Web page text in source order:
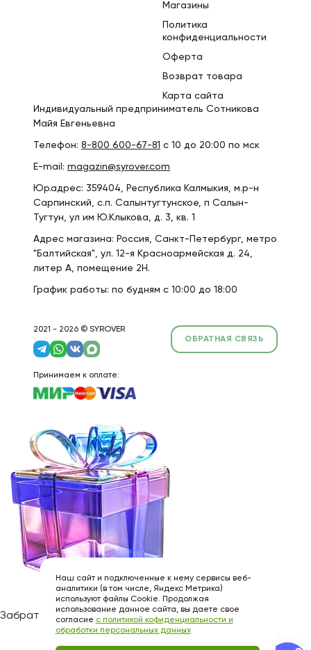
Магазины
Политика
конфиденциальности
Оферта
Возврат товара
Карта сайта
Индивидуальный предприниматель Сотникова
Майя Евгеньевна
Телефон: 8-800 600-67-81 с 10 до 20:00 по мск
E-mail: magazin@syrover.com
Юр.адрес: 359404, Республика Калмыкия, м.р-н
Сарпинский, с.п. Салынтугтунское, п Салын-
Тугтун, ул им Ю.Клыкова, д. 3, кв. 1
Адрес магазина: Россия, Санкт-Петербург, метро
"Балтийская", ул. 12-я Красноармейская д. 24,
литер А, помещение 2Н.
График работы: по будням с 10:00 до 18:00
2021 - 2026 © SYROVER
ОБРАТНАЯ СВЯЗЬ
Принимаем к оплате:
Забрать подарок
Наш сайт и подключенные к нему сервисы веб-
аналитики (в том числе, Яндекс Метрика)
используют файлы Cookie. Продолжая
использование данное сайта, вы даете свое
согласие с политикой кофиденциальности и
обработки персональных данных